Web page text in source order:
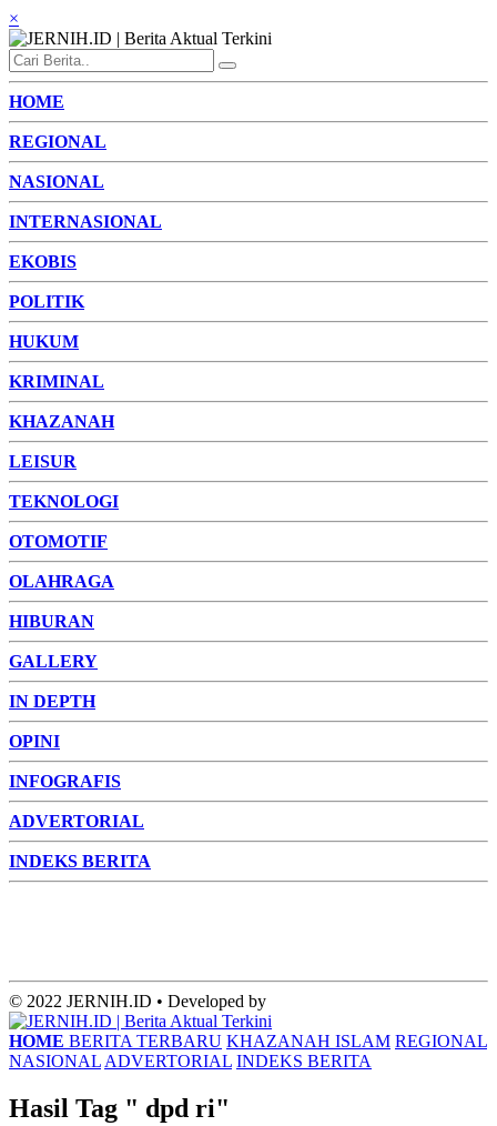
×
HOME
REGIONAL
NASIONAL
INTERNASIONAL
EKOBIS
POLITIK
HUKUM
KRIMINAL
KHAZANAH
LEISUR
TEKNOLOGI
OTOMOTIF
OLAHRAGA
HIBURAN
GALLERY
IN DEPTH
OPINI
INFOGRAFIS
ADVERTORIAL
INDEKS BERITA
© 2022 JERNIH.ID • Developed by
HOME BERITA TERBARU KHAZANAH ISLAM REGIONAL
NASIONAL ADVERTORIAL INDEKS BERITA
Hasil Tag " dpd ri"